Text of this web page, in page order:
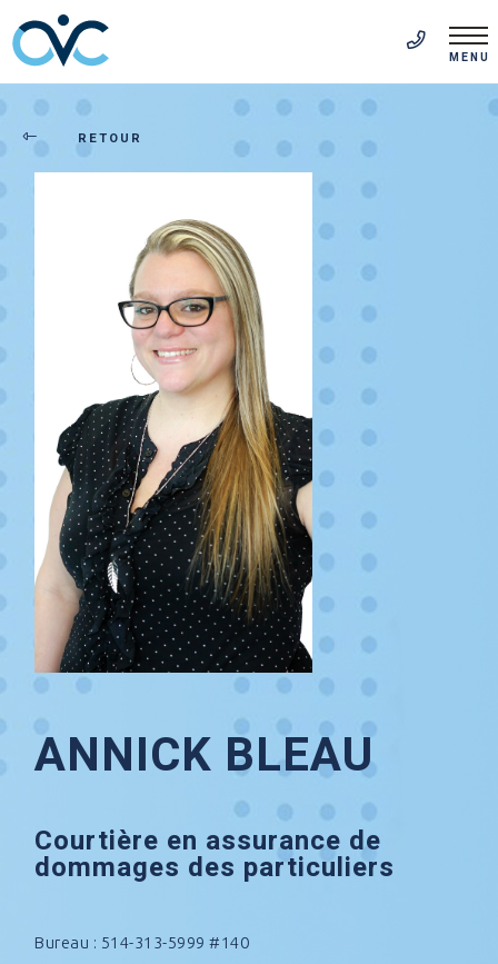
MENU
RETOUR
ANNICK BLEAU
Courtière en assurance de
dommages des particuliers
Bureau : 514-313-5999 #140